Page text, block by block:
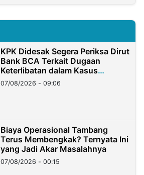
KPK Didesak Segera Periksa Dirut
Bank BCA Terkait Dugaan
Keterlibatan dalam Kasus
Hilangnya Dana Nasabah Rp2,58
Miliar
07/08/2026 - 09:06
Biaya Operasional Tambang
Terus Membengkak? Ternyata Ini
yang Jadi Akar Masalahnya
07/08/2026 - 00:15